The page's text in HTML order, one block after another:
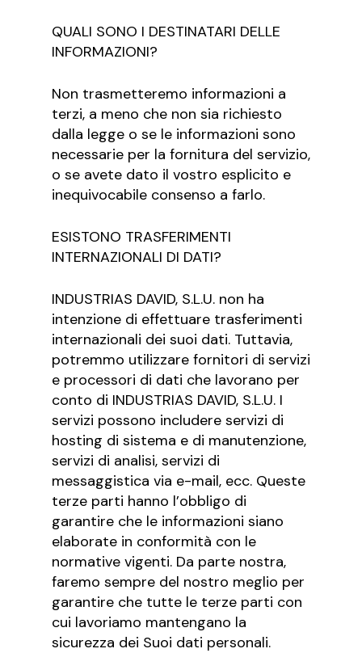
QUALI SONO I DESTINATARI DELLE
INFORMAZIONI?
Non trasmetteremo informazioni a
terzi, a meno che non sia richiesto
dalla legge o se le informazioni sono
necessarie per la fornitura del servizio,
o se avete dato il vostro esplicito e
inequivocabile consenso a farlo.
ESISTONO TRASFERIMENTI
INTERNAZIONALI DI DATI?
INDUSTRIAS DAVID, S.L.U. non ha
intenzione di effettuare trasferimenti
internazionali dei suoi dati. Tuttavia,
potremmo utilizzare fornitori di servizi
e processori di dati che lavorano per
conto di INDUSTRIAS DAVID, S.L.U. I
servizi possono includere servizi di
hosting di sistema e di manutenzione,
servizi di analisi, servizi di
messaggistica via e-mail, ecc. Queste
terze parti hanno l’obbligo di
garantire che le informazioni siano
elaborate in conformità con le
normative vigenti. Da parte nostra,
faremo sempre del nostro meglio per
garantire che tutte le terze parti con
cui lavoriamo mantengano la
sicurezza dei Suoi dati personali.